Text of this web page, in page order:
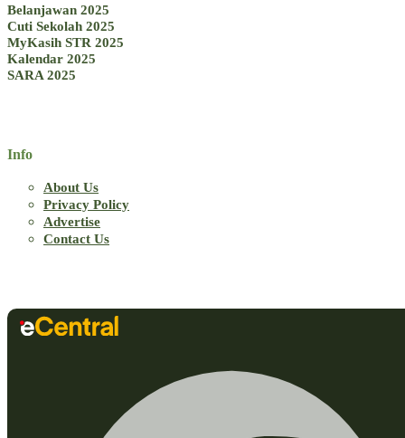
Belanjawan 2025
Cuti Sekolah 2025
MyKasih STR 2025
Kalendar 2025
SARA 2025
Info
About Us
Privacy Policy
Advertise
Contact Us